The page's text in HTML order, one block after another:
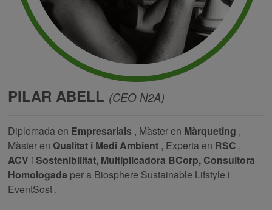
PILAR ABELL (CEO N2A)
Diplomada en Empresarials , Màster en Màrqueting ,
Màster en Qualitat i Medi Ambient , Experta en RSC ,
ACV iSostenibilitat, Multiplicadora BCorp, Consultora
Homologada per a Biosphere Sustainable Lifstyle i
EventSost .